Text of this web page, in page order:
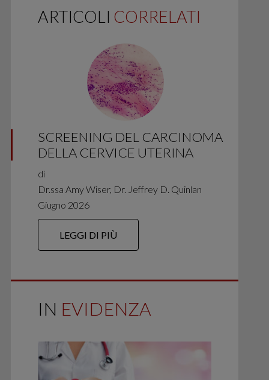
ARTICOLI CORRELATI
SCREENING DEL CARCINOMA
DELLA CERVICE UTERINA
di
Dr.ssa Amy Wiser, Dr. Jeffrey D. Quinlan
Giugno 2026
LEGGI DI PIÙ
IN EVIDENZA